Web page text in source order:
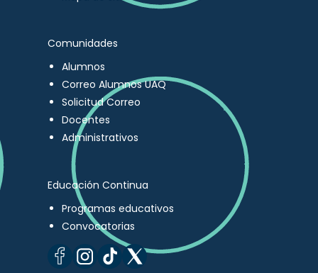
Comunidades
Alumnos
Correo Alumnos UAQ
Solicitud Correo
Docentes
Administrativos
Educación Continua
Programas educativos
Convocatorias